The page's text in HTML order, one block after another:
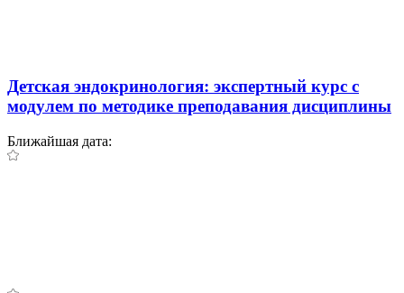
Детская эндокринология: экспертный курс с
модулем по методике преподавания дисциплины
Ближайшая дата: